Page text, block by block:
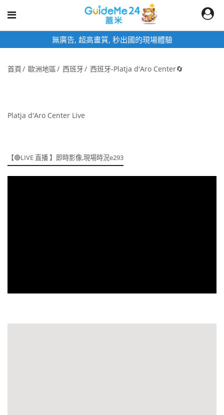
無廣告, 超高畫質, 秒出國的現場體驗
首頁 歐洲地區 西班牙 西班牙-Platja d'Aro Center🔄
Platja d'Aro Center Live
【🔴LIVE 直播 】即時影像,現場時況e293